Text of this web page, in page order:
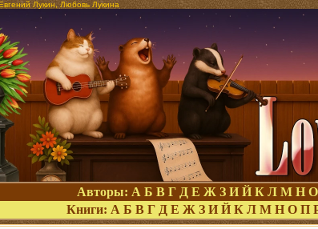
Лукин, Любовь Лукина
Авторы: А Б В Г Д Е Ж З И Й К Л М Н О
Книги: А Б В Г Д Е Ж З И Й К Л М Н О П